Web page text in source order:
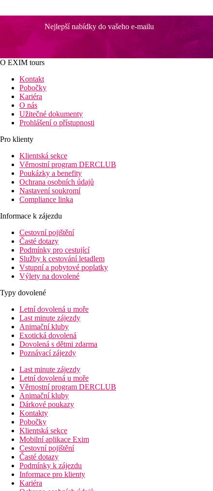
Nejlepší nabídky do vašeho e-mailu
O EXIM tours
Kontakt
Pobočky
Kariéra
O nás
Užitečné dokumenty
Prohlášení o přístupnosti
Pro klienty
Klientská sekce
Věrnostní program DERCLUB
Poukázky a benefity
Ochrana osobních údajů
Nastavení soukromí
Compliance linka
Informace k zájezdu
Cestovní pojištění
Časté dotazy
Podmínky pro cestující
Služby k cestování letadlem
Vstupní a pobytové poplatky
Výlety na dovolené
Typy dovolené
Letní dovolená u moře
Last minute zájezdy
Animační kluby
Exotická dovolená
Dovolená s dětmi zdarma
Poznávací zájezdy
Last minute zájezdy
Letní dovolená u moře
Věrnostní program DERCLUB
Animační kluby
Dárkové poukazy
Kontakty
Pobočky
Klientská sekce
Mobilní aplikace Exim
Cestovní pojištění
Časté dotazy
Podmínky k zájezdu
Informace pro klienty
Kariéra